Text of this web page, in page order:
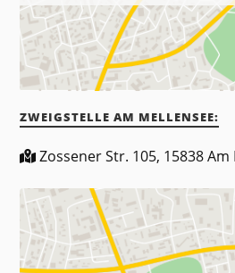
ZWEIGSTELLE AM MELLENSEE:
Zossener Str. 105, 15838